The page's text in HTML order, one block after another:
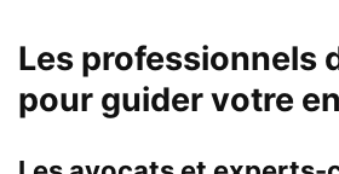
Les professionnels
pour guider votre